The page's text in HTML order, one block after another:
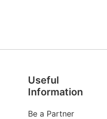
Useful
Information
Be a Partner
Monitorizare în
Conectează
o singură soluție